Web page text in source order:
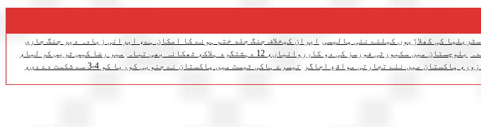
کی کھلاڑیوں کیلئے نئی پالیسی ایران کیخلاف جنگ جلد ختم ہونے کا امکان ہے، ایرانی زیادہ دیر جنگ جاری
بلوچستان میں سکیورٹی فورسز کی دو کارروائیاں، 12 دہشتگرد ہلاک، ٹھکانہ بھی تباہ
میر رضا کیس ٹریس کر لیا،
پاکستان میں نئے تجارتی مواقع اجاگر
تیسرے ہاکی ٹیسٹ میں پاکستان نے جنوبی کوریا کو 4-3 سے شکست دے دی،